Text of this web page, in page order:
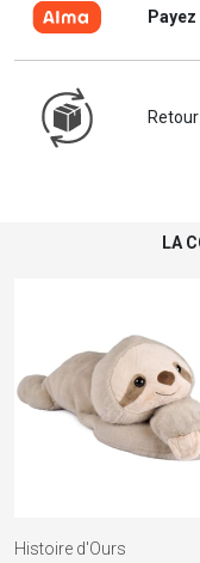
Payez
Retour
LA
Histoire d'Ours